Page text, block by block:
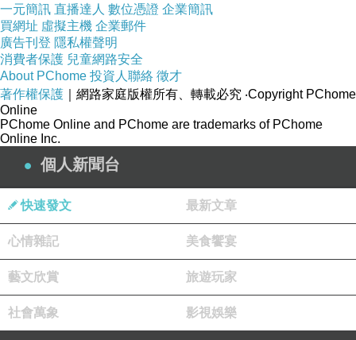
一元簡訊 直播達人 數位憑證 企業簡訊
買網址 虛擬主機 企業郵件
廣告刊登 隱私權聲明
消費者保護 兒童網路安全
About PChome 投資人聯絡 徵才
著作權保護 ｜網路家庭版權所有、轉載必究 ‧Copyright PChome
Online
PChome Online and PChome are trademarks of PChome
Online Inc.
個人新聞台
快速發文 最新文章
心情雜記 美食饗宴
藝文欣賞 旅遊玩家
社會萬象 影視娛樂